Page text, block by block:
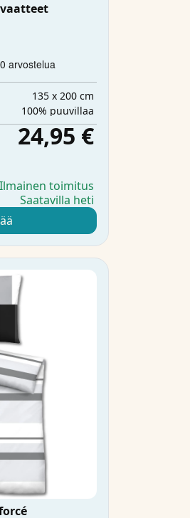
135 x 200 cm
100% puuvillaa
24,95 €
Ilmainen toimitus
Saatavilla heti